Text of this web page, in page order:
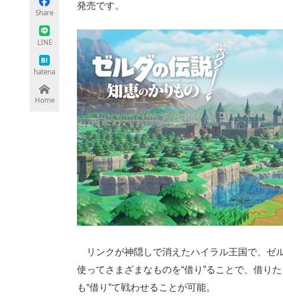
ちょっと気になるネットの話題
Share
LINE
hatena
Home
発売です。
リンクが神隠しで消えたハイラル王国で、ゼ
使ってさまざまなものを“借り”ることで、借り
も“借り”て戦わせることが可能。